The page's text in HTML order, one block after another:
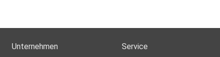
Unternehmen Service